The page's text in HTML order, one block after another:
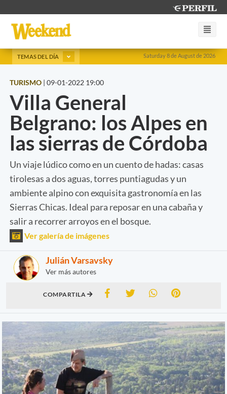
Saturday 8 de August de 2026
TEMAS DEL DÍA
TURISMO | 09-01-2022 19:00
Villa General
Belgrano: los Alpes en
las sierras de Córdoba
Un viaje lúdico como en un cuento de hadas: casas
tirolesas a dos aguas, torres puntiagudas y un
ambiente alpino con exquisita gastronomía en las
Sierras Chicas. Ideal para reposar en una cabaña y
salir a recorrer arroyos en el bosque.
Ver galería de imágenes
Julián Varsavsky
Ver más autores
COMPARTILA